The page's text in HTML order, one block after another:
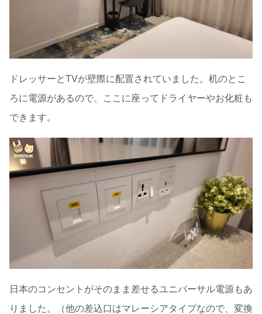
ドレッサーとTVが壁際に配置されていました。机のとこ
ろに電源があるので、ここに座ってドライヤーやお化粧も
できます。
日本のコンセントがそのまま差せるユニバーサル電源もあ
りました。（他の差込口はマレーシアタイプなので、変換